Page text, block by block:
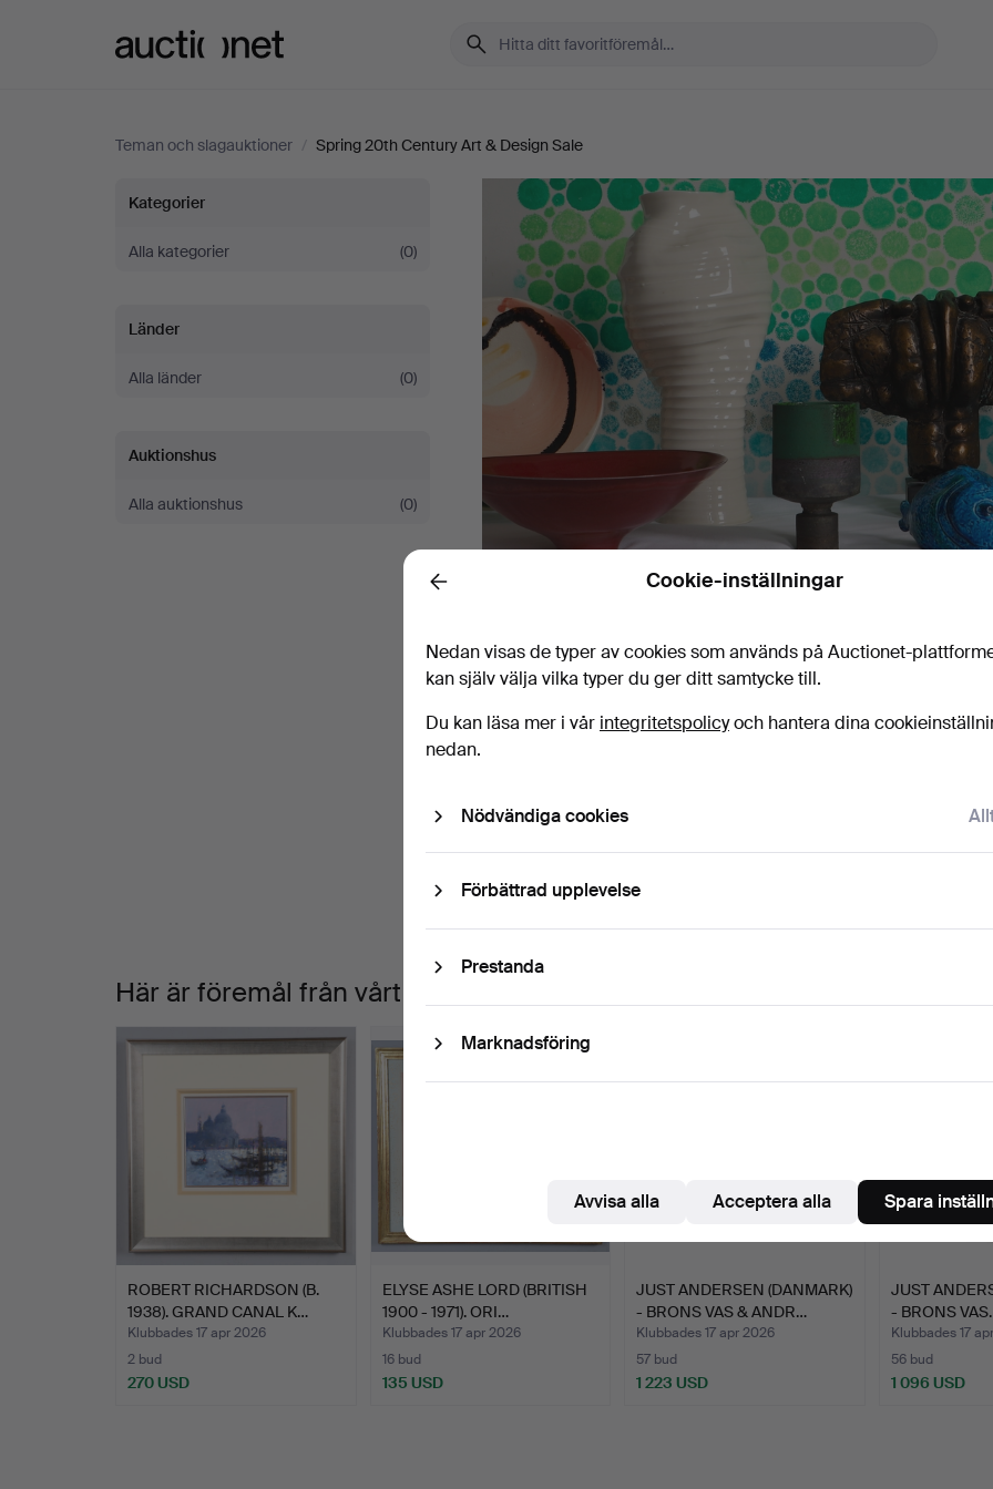
Teman och slagauktioner / Spring 20th Century Art & Design Sale
Spring
20th
Century
Art
Design
Sale
Kategorier
Alla kategorier (0)
Länder
Alla länder (0)
Auktionshus
Alla auktionshus (0)
0 föremål
Vårt arkiv med över 4 470 000 föremål
auktioner
Vi har tyvärr inga föremål som matchar din sökning.
Här är föremål från vårt arkiv som matchar din sökning
ROBERT RICHARDSON (B.
1938). GRAND CANAL K…
Klubbades 17 apr 2026
2 bud
270 USD
ELYSE ASHE LORD (BRITISH
1900 - 1971). ORI…
Klubbades 17 apr 2026
16 bud
135 USD
JUST ANDERSEN (DANMARK)
- BRONS VAS & ANDR…
Klubbades 17 apr 2026
57 bud
1 223 USD
JUST
- BRONS VAS.
Klubbades 17
56 bud
1 096 USD
Back Cookie-inställningar
Nedan visas de typer av cookies som används på Auctionet-
kan själv välja vilka typer du ger ditt samtycke till.
Du kan läsa mer i vår integritetspolicyoch hantera dina
nedan.
Nödvändiga cookies
Förbättrad upplevelse
Prestanda
Marknadsföring
Avvisa alla Acceptera alla Spara